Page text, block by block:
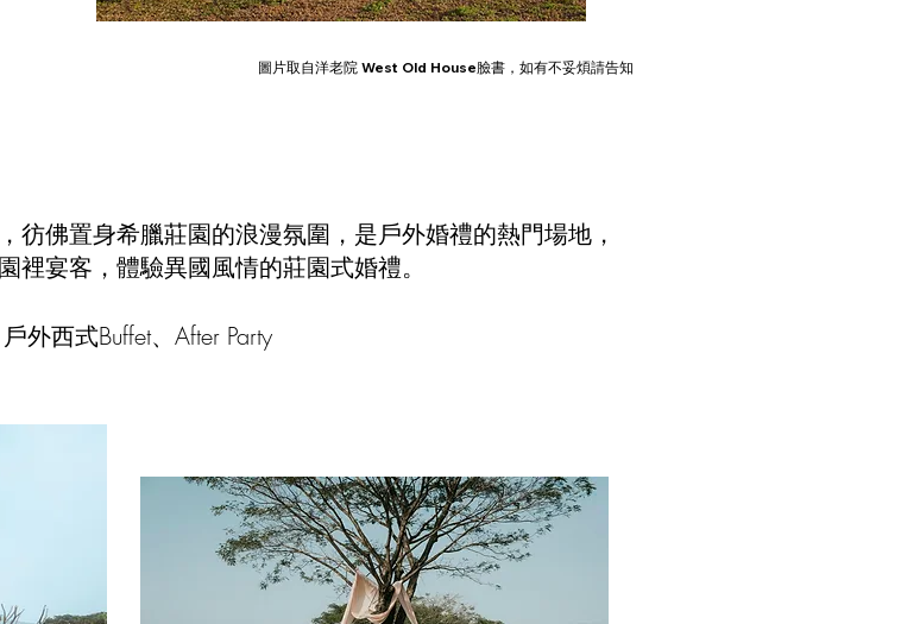
圖片取自洋老院 West Old House臉書 ，如有不妥煩請告知
彷佛置身希臘莊園的浪漫氛圍，是戶外婚禮的熱門場地，
宴客，體驗異國風情的莊園式婚禮。
外西式Buffet、After Party